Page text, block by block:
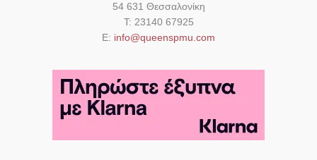
54 631 Θεσσαλονίκη
Τ: 23140 67925
Ε: info@queenspmu.com